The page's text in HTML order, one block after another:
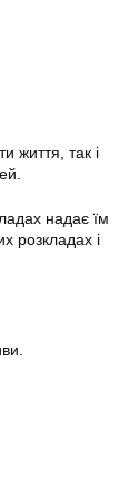
життя, так і
надає їм
розкладах і